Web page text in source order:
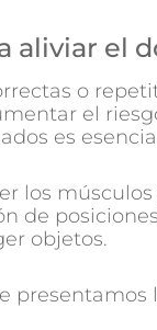
aliviar el
o
el
es
los
de
objetos.
presentamos